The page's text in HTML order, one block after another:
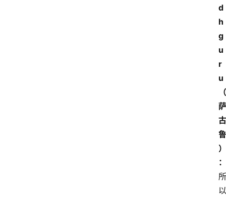
d
h
g
u
r
u
（
萨
古
鲁
）
：
所
以